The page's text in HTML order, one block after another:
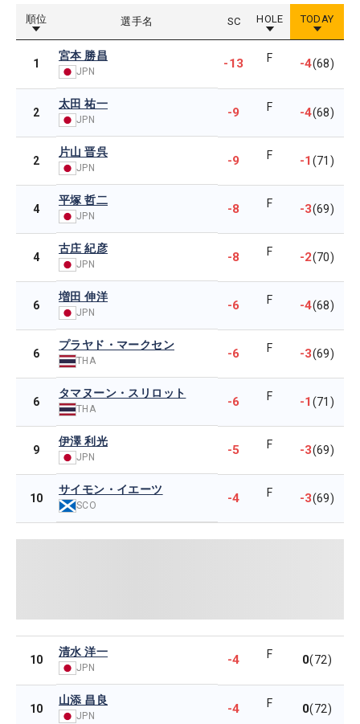
順位 選手名 SC HOLE TODAY
1
宮本 勝昌
JPN
-13 F -4(68)
2
太田 祐一
JPN -9 F -4(68)
2
片山 晋呉
JPN -9 F -1(71)
4
平塚 哲二
JPN -8 F -3(69)
4
古庄 紀彦
JPN -8 F -2(70)
6
増田 伸洋
JPN -6 F -4(68)
6
プラヤド・マークセン
THA -6 F -3(69)
6
タマヌーン・スリロット
THA -6 F -1(71)
9
伊澤 利光
JPN -5 F -3(69)
10
サイモン・イエーツ
SCO -4 F -3(69)
10
清水 洋一
JPN
-4 F 0(72)
10
山添 昌良
JPN -4 F 0(72)